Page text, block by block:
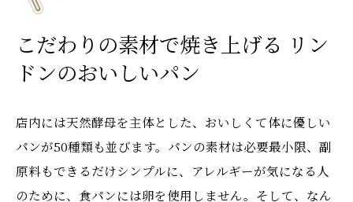
こだわりの素材で焼き上げる リン
ドンのおいしいパン
店内には天然酵母を主体とした、おいしくて体に優しい
パンが50種類も並びます。パンの素材は必要最小限、副
原料もできるだけシンプルに、アレルギーが気になる人
のために、食パンには卵を使用しません。そして、なん